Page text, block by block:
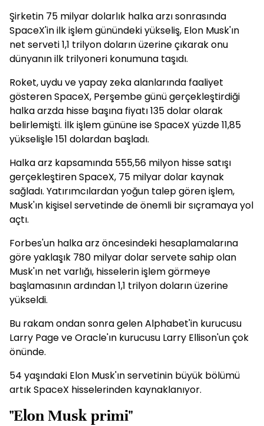
Şirketin 75 milyar dolarlık halka arzı sonrasında
SpaceX'in ilk işlem günündeki yükseliş, Elon Musk'ın
net serveti 1,1 trilyon doların üzerine çıkarak onu
dünyanın ilk trilyoneri konumuna taşıdı.
Roket, uydu ve yapay zeka alanlarında faaliyet
gösteren SpaceX, Perşembe günü gerçekleştirdiği
halka arzda hisse başına fiyatı 135 dolar olarak
belirlemişti. İlk işlem gününe ise SpaceX yüzde 11,85
yükselişle 151 dolardan başladı.
Halka arz kapsamında 555,56 milyon hisse satışı
gerçekleştiren SpaceX, 75 milyar dolar kaynak
sağladı. Yatırımcılardan yoğun talep gören işlem,
Musk'ın kişisel servetinde de önemli bir sıçramaya yol
açtı.
Forbes'un halka arz öncesindeki hesaplamalarına
göre yaklaşık 780 milyar dolar servete sahip olan
Musk'ın net varlığı, hisselerin işlem görmeye
başlamasının ardından 1,1 trilyon doların üzerine
yükseldi.
Bu rakam ondan sonra gelen Alphabet'in kurucusu
Larry Page ve Oracle'ın kurucusu Larry Ellison'un çok
önünde.
54 yaşındaki Elon Musk'ın servetinin büyük bölümü
artık SpaceX hisselerinden kaynaklanıyor.
"Elon Musk primi"